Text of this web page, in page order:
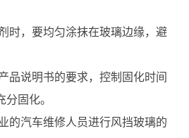
时，要均匀涂抹在玻璃边缘，避
品说明书的要求，控制固化时间
固化。
的汽车维修人员进行风挡玻璃的